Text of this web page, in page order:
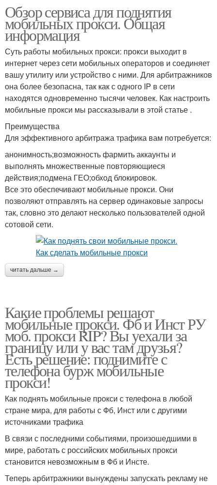
Обзор сервиса для поднятия
мобильных прокси. Общая
информация
Суть работы мобильных прокси: прокси выходит в
интернет через сети мобильных операторов и соединяет
вашу утилиту или устройство с ними. Для арбитражников
она более безопасна, так как с одного IP в сети
находятся одновременно тысячи человек. Как настроить
мобильные прокси мы рассказывали в этой статье .
Преимущества
Для эффективного арбитража трафика вам потребуется:
анонимность;возможность фармить аккаунты и
выполнять множественные повторяющиеся
действия;подмена ГЕО;обход блокировок.
Все это обеспечивают мобильные прокси. Они
позволяют отправлять на сервер одинаковые запросы
так, словно это делают несколько пользователей одной
сотовой сети.
читать дальше →
Какие проблемы решают
мобильные прокси. Фб и Инст РУ
моб. прокси RIP? Вы уехали за
границу или у вас там друзья?
Есть решение: поднимите с
телефона бурж мобильные
прокси!
Как поднять мобильные прокси с телефона в любой
стране мира, для работы с Фб, Инст или с другими
источниками трафика
В связи с последними событиями, произошедшими в
мире, работать с российских мобильных прокси
становится невозможным в Фб и Инсте.
Теперь арбитражники вынуждены запускать рекламу не